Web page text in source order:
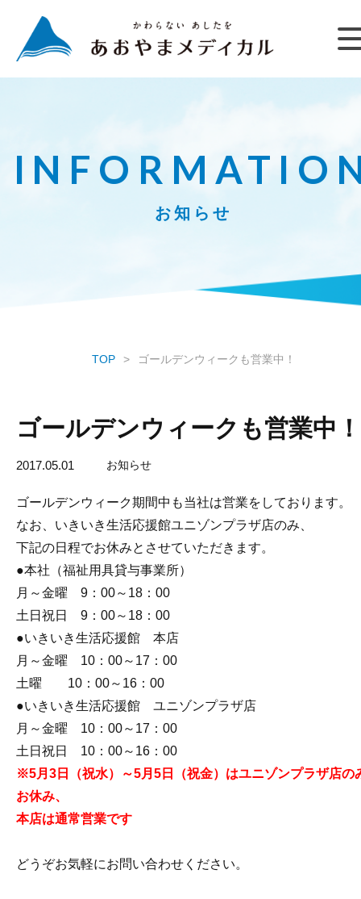
お知らせ
TOP ゴールデンウィークも営業中！
ゴールデンウィークも営業中！
2017.05.01 お知らせ
ゴールデンウィーク期間中も当社は営業をしております。
なお、いきいき生活応援館ユニゾンプラザ店のみ、
下記の日程でお休みとさせていただきます。
●本社（福祉用具貸与事業所）
月～金曜 9：00～18：00
土日祝日 9：00～18：00
●いきいき生活応援館 本店
月～金曜 10：00～17：00
土曜 10：00～16：00
●いきいき生活応援館 ユニゾンプラザ店
月～金曜 10：00～17：00
土日祝日 10：00～16：00
※5月3日（祝水）～5月5日（祝金）はユニゾンプラザ店の
お休み、
本店は通常営業です
どうぞお気軽にお問い合わせください。